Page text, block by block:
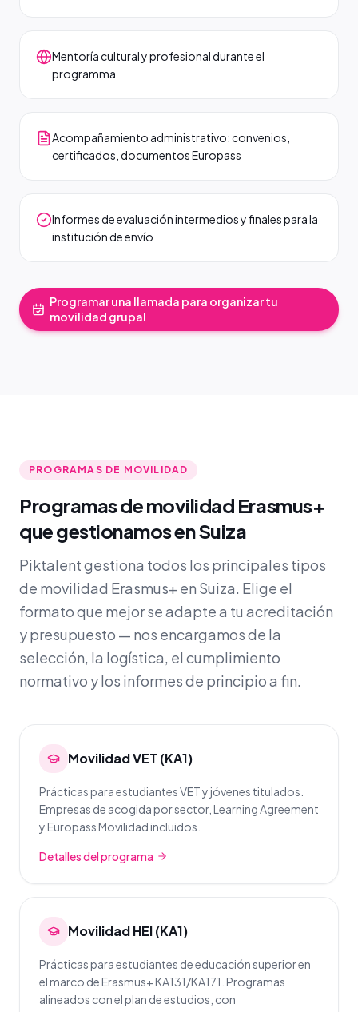
Mentoría cultural y profesional durante el
programma
Acompañamiento administrativo: convenios,
certificados, documentos Europass
Informes de evaluación intermedios y finales para la
institución de envío
Programar una llamada para organizar tu
movilidad grupal
PROGRAMAS DE MOVILIDAD
Programas de movilidad Erasmus+
que gestionamos en Suiza
Piktalent gestiona todos los principales tipos
de movilidad Erasmus+ en Suiza. Elige el
formato que mejor se adapte a tu acreditación
y presupuesto — nos encargamos de la
selección, la logística, el cumplimiento
normativo y los informes de principio a fin.
Movilidad VET (KA1)
Prácticas para estudiantes VET y jóvenes titulados.
Empresas de acogida por sector, Learning Agreement
y Europass Movilidad incluidos.
Detalles del programa
Movilidad HEI (KA1)
Prácticas para estudiantes de educación superior en
el marco de Erasmus+ KA131/KA171. Programas
alineados con el plan de estudios, con